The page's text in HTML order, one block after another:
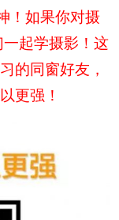
！如果你对摄
起学摄影！这
的同窗好友，
更强！